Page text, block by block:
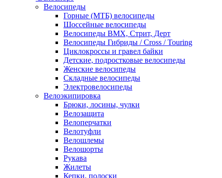
Велосипеды
Горные (МТБ) велосипеды
Шоссейные велосипеды
Велосипеды BMX, Стрит, Дерт
Велосипеды Гибриды / Cross / Touring
Циклокроссы и гравел байки
Детские, подростковые велосипеды
Женские велосипеды
Складные велосипеды
Электровелосипеды
Велоэкипировка
Брюки, лосины, чулки
Велозащита
Велоперчатки
Велотуфли
Велошлемы
Велошорты
Рукава
Жилеты
Кепки, полоски